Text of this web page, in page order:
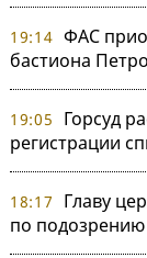
19:14 ФАС
бастиона
19:05
Горсуд
регистрации
18:17
Главу
по